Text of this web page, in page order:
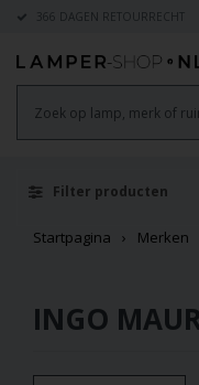
366 DAGEN RETOURRECHT
Filter producten
Startpagina Merken
INGO